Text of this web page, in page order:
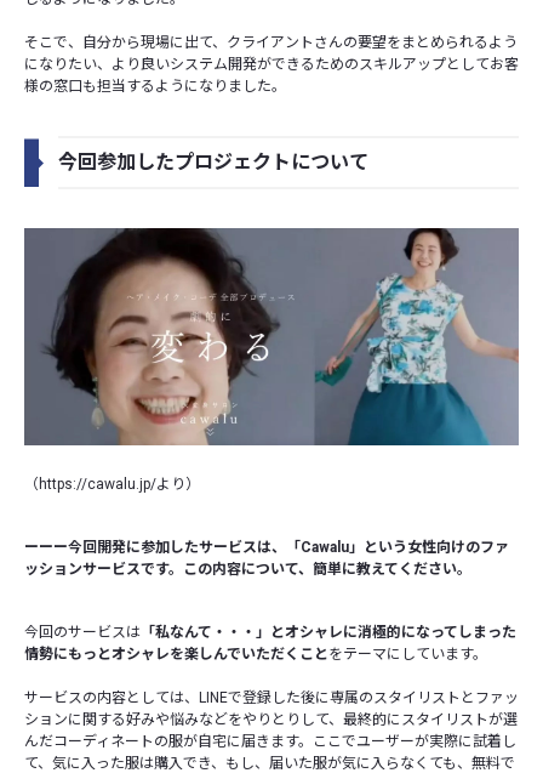
そこで、自分から現場に出て、クライアントさんの要望をまとめられるよう
になりたい、より良いシステム開発ができるためのスキルアップとしてお客
様の窓口も担当するようになりました。
今回参加したプロジェクトについて
（ https://cawalu.jp/より）
ーーー今回開発に参加したサービスは、「Cawalu」という女性向けのファ
ッションサービスです。この内容について、簡単に教えてください。
今回のサービスは 「私なんて・・・」とオシャレに消極的になってしまった
情勢にもっとオシャレを楽しんでいただくことをテーマにしています。
サービスの内容としては、LINEで登録した後に専属のスタイリストとファッ
ションに関する好みや悩みなどをやりとりして、最終的にスタイリストが選
んだコーディネートの服が自宅に届きます。ここでユーザーが実際に試着し
て、気に入った服は購入でき、もし、届いた服が気に入らなくても、無料で